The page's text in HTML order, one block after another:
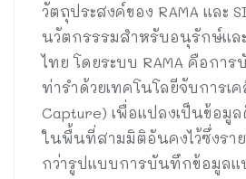
วัตถุประสงค์ของ RAMA และ
นวัตกรรรมสำหรับอนุรักษ์แล
ไทย โดยระบบ RAMA คือกา
ท่ารำด้วยเทคโนโลยีจับการเ
Capture) เพื่อแปลงเป็นข้อมู
ในพื้นที่สามมิติอันคงไว้ซึ่งรา
กว่ารูปแบบการบันทึกข้อมูลแ